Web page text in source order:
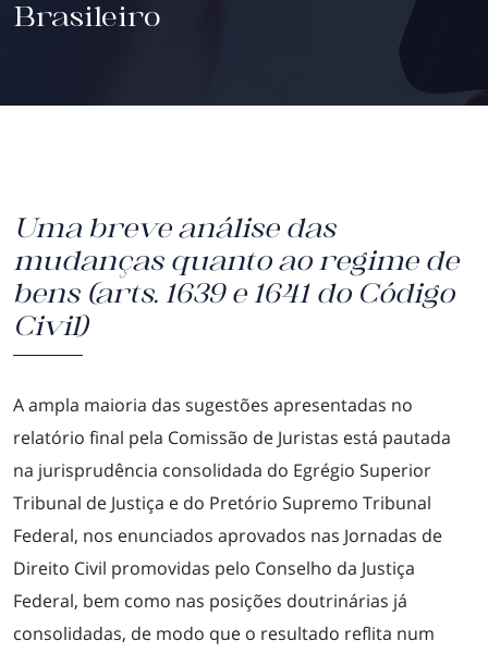
Brasileiro
Uma breve análise das
mudanças quanto ao regime de
bens (arts. 1639 e 1641 do Código
Civil)
A ampla maioria das sugestões apresentadas no
relatório final pela Comissão de Juristas está pautada
na jurisprudência consolidada do Egrégio Superior
Tribunal de Justiça e do Pretório Supremo Tribunal
Federal, nos enunciados aprovados nas Jornadas de
Direito Civil promovidas pelo Conselho da Justiça
Federal, bem como nas posições doutrinárias já
consolidadas, de modo que o resultado reflita num